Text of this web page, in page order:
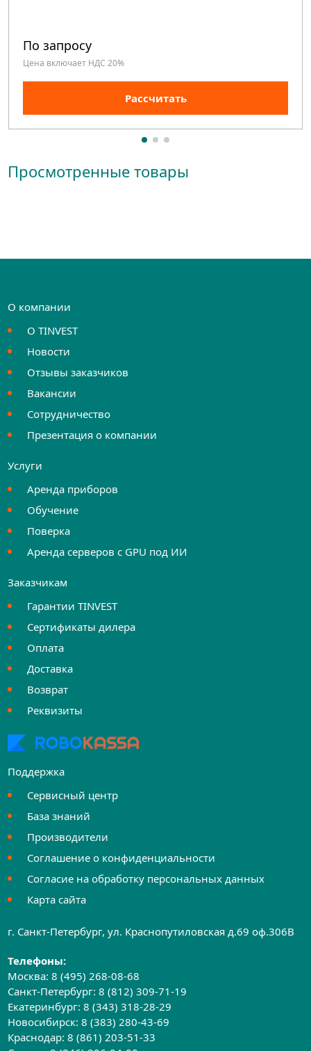
По запросу
Цена включает НДС 20%
Рассчитать
Просмотренные товары
О компании
О TINVEST
Новости
Отзывы заказчиков
Вакансии
Сотрудничество
Презентация о компании
Услуги
Аренда приборов
Обучение
Поверка
Аренда серверов с GPU под ИИ
Заказчикам
Гарантии TINVEST
Сертификаты дилера
Оплата
Доставка
Возврат
Реквизиты
Поддержка
Сервисный центр
База знаний
Производители
Соглашение о конфиденциальности
Согласие на обработку персональных данных
Карта сайта
г. Санкт-Петербург, ул. Краснопутиловская д.69 оф.306B
Телефоны:
Москва:8 (495) 268-08-68
Санкт-Петербург:8 (812) 309-71-19
Екатеринбург:8 (343) 318-28-29
Новосибирск:8 (383) 280-43-69
Краснодар:8 (861) 203-51-33